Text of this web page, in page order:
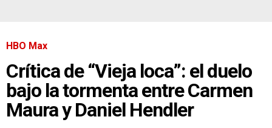
HBO Max
Crítica de “Vieja loca”: el duelo
bajo la tormenta entre Carmen
Maura y Daniel Hendler